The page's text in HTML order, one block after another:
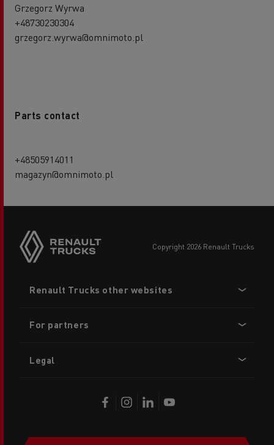
Grzegorz Wyrwa
+48730230304
grzegorz.wyrwa@omnimoto.pl
Parts contact
+48505914011
magazyn@omnimoto.pl
copyright 2026 Renault Trucks
menu
Renault Trucks other websites
For partners
Legal